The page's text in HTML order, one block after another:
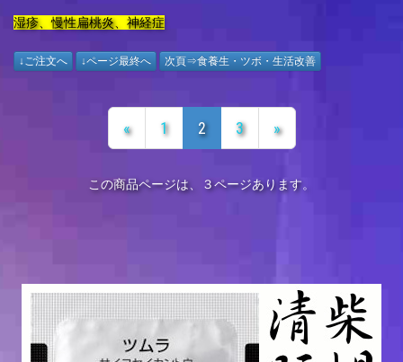
湿疹、慢性扁桃炎、神経症
↓ご注文へ ↓ページ最終へ 次頁⇒食養生・ツボ・生活改善
« 1 2 3 »
この商品ページは、３ページあります。